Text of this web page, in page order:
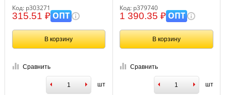
ширина 30см, щетина 7см,
пластиковая, еврорезьба
Код: р303271
315.51 ₽ОПТ
В корзину
Сравнить
шт
воды, плоский бак для воды
Код: р379740
1 390.35 ₽ОПТ
В корзину
Сравнить
шт